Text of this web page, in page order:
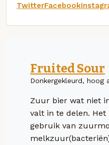
TwitterFacebook
Fruited Sour
Donkergekleurd, hoog
Zuur bier wat niet
valt in te delen.
gebruik van